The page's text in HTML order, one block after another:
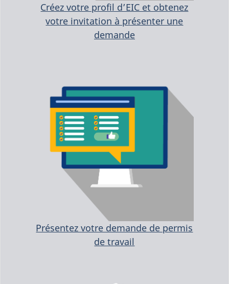
Créez votre profil d’EIC et obtenez
votre invitation à présenter une
demande
Présentez votre demande de permis
de travail